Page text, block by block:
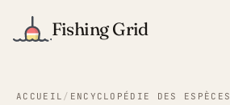
Fishing Grid
ACCUEIL / ENCYCLOPÉDIE DES ESPÈCES